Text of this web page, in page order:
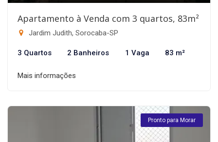
Apartamento à Venda com 3 quartos, 83m²
Jardim Judith, Sorocaba-SP
3 Quartos 2 Banheiros 1 Vaga 83 m²
Mais informações
Pronto para Morar